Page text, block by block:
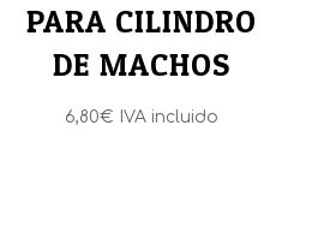
PARA CILINDRO
DE MACHOS
6,80€ IVA incluido